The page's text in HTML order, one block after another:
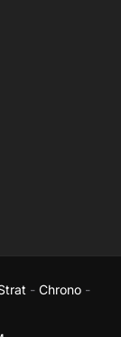
- Chrono-